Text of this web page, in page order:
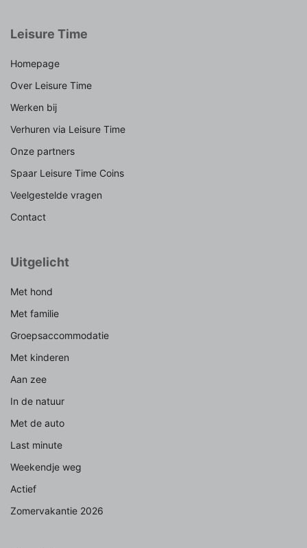
Leisure Time
Homepage
Over Leisure Time
Werken bij
Verhuren via Leisure Time
Onze partners
Spaar Leisure Time Coins
Veelgestelde vragen
Contact
Uitgelicht
Met hond
Met familie
Groepsaccommodatie
Met kinderen
Aan zee
In de natuur
Met de auto
Last minute
Weekendje weg
Actief
Zomervakantie 2026